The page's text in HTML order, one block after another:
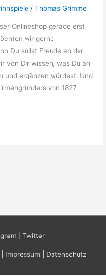
/Thomas Grimme
Onlineshop gerade erst
wir gerne
Du sollst Freude an der
von Dir wissen, was Du an
und ergänzen würdest. Und
von 1827
Twitter
Impressum Datenschutz